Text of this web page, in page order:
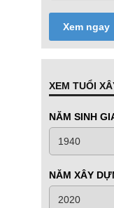
Xem ngay
XEM TUỔI
NĂM SINH
NĂM XÂY